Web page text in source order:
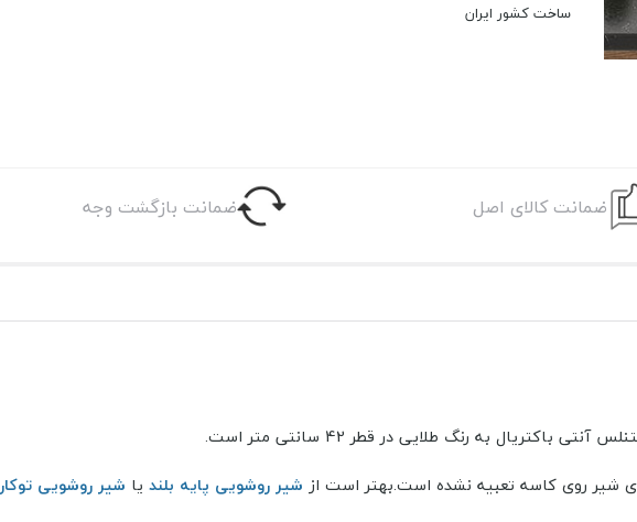
ساخت کشور ایران
ضمانت کالای اصل ضمانت بازگشت وجه
شیر روی کاسه تعبیه نشده است.بهتر است از شیر روشویی پایه بلند یا شیر روشویی توکار